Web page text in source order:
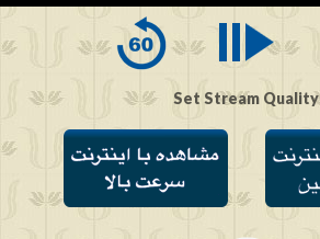
of
Set Stream Quality